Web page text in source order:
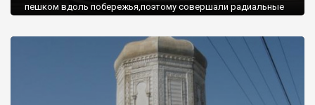
пешком вдоль побережья,поэтому совершали радиальные